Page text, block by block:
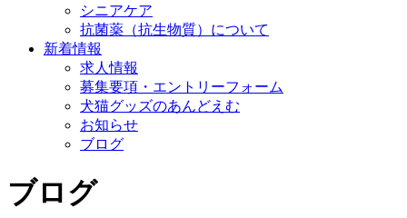
シニアケア
抗菌薬（抗生物質）について
新着情報
求人情報
募集要項・エントリーフォーム
犬猫グッズのあんどえむ
お知らせ
ブログ
ブログ